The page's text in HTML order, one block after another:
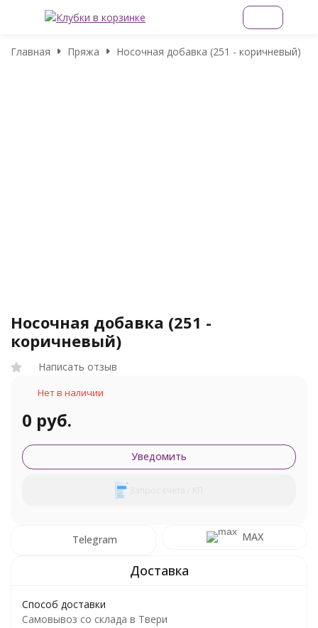
Главная Пряжа Носочная добавка (251 - коричневый)
Носочная добавка (251 -
коричневый)
Написать отзыв
Нет в наличии
0 руб.
Уведомить
Telegram MAX
Способ доставки
Самовывоз со склада в Твери